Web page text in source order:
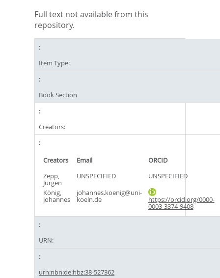
Full text not available from this
repository.
Item Type:
Book Section
Creators:
Creators Email
ORCID
Zepp,
Jürgen
UNSPECIFIED
UNSPECIFIED
König,
Johannes
johannes.koenig@uni-
koeln.de https://orcid.org/0000-
0003-3374-9408
URN:
urn:nbn:de:hbz:38-527362